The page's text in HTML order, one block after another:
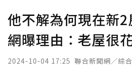
他不解為何現在新
網曝理由：老屋很
2024-10-04 17:25 聯合新聞網／綜